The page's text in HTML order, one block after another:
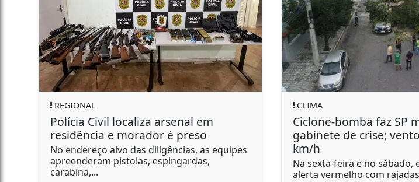
Civil localiza arsenal em
e morador é preso
alvo das diligências, as equipes
pistolas, espingardas,
Ciclone-bomba faz SP montar
gabinete de crise; ventos de 100
km/h
Na sexta-feira e no sábado, está previsto
alerta vermelho com rajadas que podem